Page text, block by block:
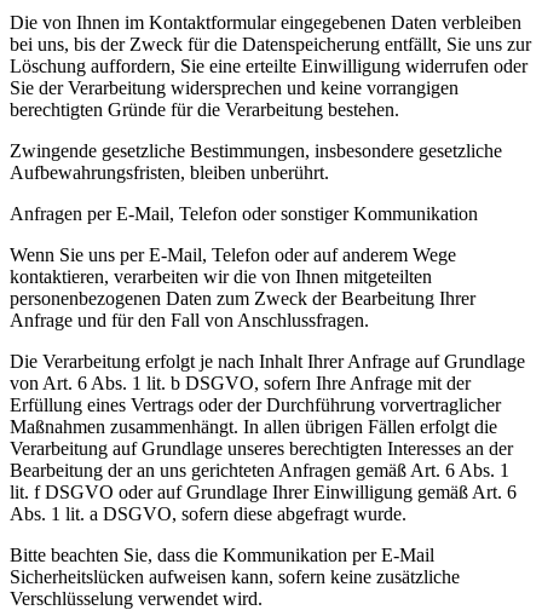
Die von Ihnen im Kontaktformular eingegebenen Daten verbleiben
bei uns, bis der Zweck für die Datenspeicherung entfällt, Sie uns zur
Löschung auffordern, Sie eine erteilte Einwilligung widerrufen oder
Sie der Verarbeitung widersprechen und keine vorrangigen
berechtigten Gründe für die Verarbeitung bestehen.
Zwingende gesetzliche Bestimmungen, insbesondere gesetzliche
Aufbewahrungsfristen, bleiben unberührt.
Anfragen per E-Mail, Telefon oder sonstiger Kommunikation
Wenn Sie uns per E-Mail, Telefon oder auf anderem Wege
kontaktieren, verarbeiten wir die von Ihnen mitgeteilten
personenbezogenen Daten zum Zweck der Bearbeitung Ihrer
Anfrage und für den Fall von Anschlussfragen.
Die Verarbeitung erfolgt je nach Inhalt Ihrer Anfrage auf Grundlage
von Art. 6 Abs. 1 lit. b DSGVO, sofern Ihre Anfrage mit der
Erfüllung eines Vertrags oder der Durchführung vorvertraglicher
Maßnahmen zusammenhängt. In allen übrigen Fällen erfolgt die
Verarbeitung auf Grundlage unseres berechtigten Interesses an der
Bearbeitung der an uns gerichteten Anfragen gemäß Art. 6 Abs. 1
lit. f DSGVO oder auf Grundlage Ihrer Einwilligung gemäß Art. 6
Abs. 1 lit. a DSGVO, sofern diese abgefragt wurde.
Bitte beachten Sie, dass die Kommunikation per E-Mail
Sicherheitslücken aufweisen kann, sofern keine zusätzliche
Verschlüsselung verwendet wird.